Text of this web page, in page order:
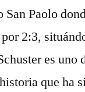
San Paolo
2:3,
es uno
que ha